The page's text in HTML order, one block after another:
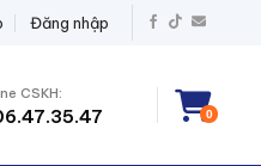
Đăng nhập
CSKH:
0